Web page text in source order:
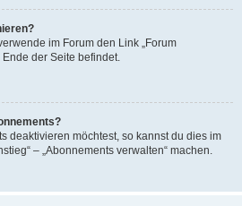
im Forum den Link „Forum
der Seite befindet.
deaktivieren möchtest, so kannst du dies im
– „Abonnements verwalten“ machen.